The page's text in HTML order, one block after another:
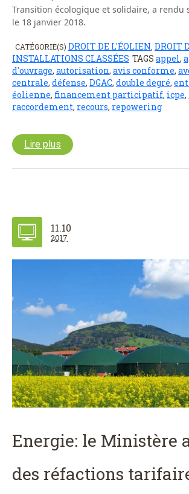
Transition écologique et solidaire, a rendu
le 18 janvier 2018.
CATÉGORIE(S) DROIT DE L'ÉOLIEN DROIT
INSTALLATIONS CLASSÉES TAGS appel,
d'ouvrage, autorisation, avis conforme,
centrale, défense, DGAC, double degré,
éolienne, financement participatif, icpe,
raccordement, recours, repowering
Lire plus
11.10
2017
Energie: le Ministère
des réfactions